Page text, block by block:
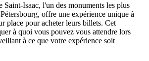
Saint-Isaac, l'un des monuments les plus
offre une expérience unique à
place pour acheter leurs billets. Cet
à quoi vous pouvez vous attendre lors
à ce que votre expérience soit